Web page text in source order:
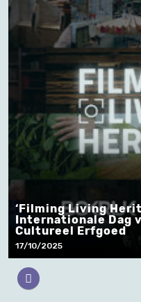
‘Filming Living
Internationale Dag
Cultureel Erfgoed
17/10/2025